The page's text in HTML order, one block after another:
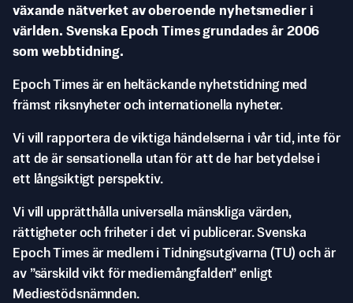
växande nätverket av oberoende nyhetsmedier i
världen. Svenska Epoch Times grundades år 2006
som webbtidning.
Epoch Times är en heltäckande nyhetstidning med
främst riksnyheter och internationella nyheter.
Vi vill rapportera de viktiga händelserna i vår tid, inte för
att de är sensationella utan för att de har betydelse i
ett långsiktigt perspektiv.
Vi vill upprätthålla universella mänskliga värden,
rättigheter och friheter i det vi publicerar. Svenska
Epoch Times är medlem i Tidningsutgivarna (TU) och är
av ”särskild vikt för mediemångfalden” enligt
Mediestödsnämnden.